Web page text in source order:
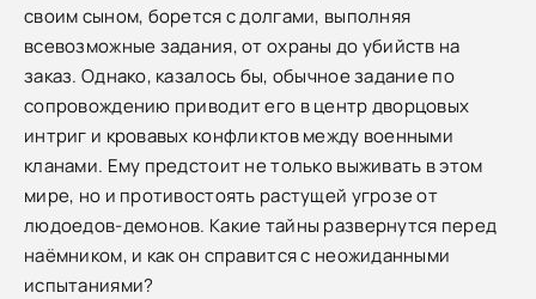
своим сыном, борется с долгами, выполняя
всевозможные задания, от охраны до убийств на
заказ. Однако, казалось бы, обычное задание по
сопровождению приводит его в центр дворцовых
интриг и кровавых конфликтов между военными
кланами. Ему предстоит не только выживать в этом
мире, но и противостоять растущей угрозе от
людоедов-демонов. Какие тайны развернутся перед
наёмником, и как он справится с неожиданными
испытаниями?